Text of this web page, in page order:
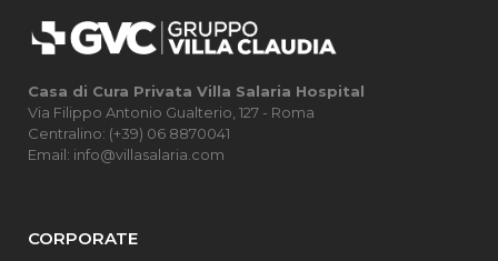
Casa di Cura Privata Villa Salaria Hospital
Via Filippo Antonio Gualterio, 127 - Roma
Centralino: (+39) 06 8870041
Email: info@villasalaria.com
CORPORATE